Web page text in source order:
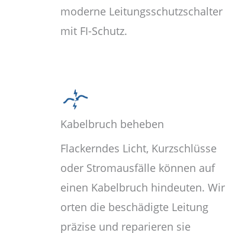
moderne Leitungsschutzschalter
mit FI-Schutz.
Kabelbruch beheben
Flackerndes Licht, Kurzschlüsse
oder Stromausfälle können auf
einen Kabelbruch hindeuten. Wir
orten die beschädigte Leitung
präzise und reparieren sie